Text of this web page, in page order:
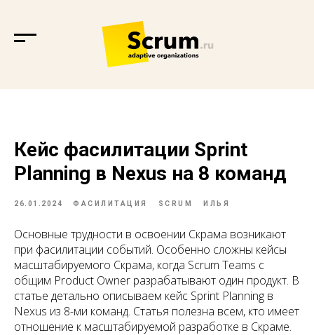
Кейс фасилитации Sprint
Planning в Nexus на 8 команд
26.01.2024 ФАСИЛИТАЦИЯ SCRUM ИЛЬЯ
Основные трудности в освоении Скрама возникают
при фасилитации событий. Особенно сложны кейсы
масштабируемого Скрама, когда Scrum Teams с
общим Product Owner разрабатывают один продукт. В
статье детально описываем кейс Sprint Planning в
Nexus из 8-ми команд. Статья полезна всем, кто имеет
отношение к масштабируемой разработке в Скраме.